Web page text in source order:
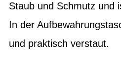
Staub und Schmutz und
In der
und praktisch verstaut.